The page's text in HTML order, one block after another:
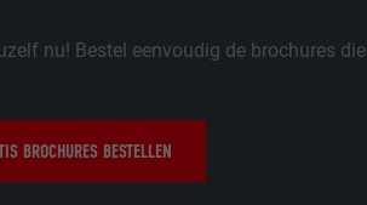
nu! Bestel eenvoudig de brochures die
BROCHURES BESTELLEN
extension.